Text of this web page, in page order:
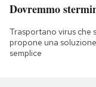
Dovremmo
Trasportano virus che
propone una
semplice